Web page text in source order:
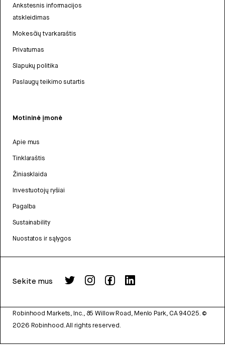
Ankstesnis informacijos
atskleidimas
Mokesčių tvarkaraštis
Privatumas
Slapukų politika
Paslaugų teikimo sutartis
Motininė įmonė
Apie mus
Tinklaraštis
Žiniasklaida
Investuotojų ryšiai
Pagalba
Sustainability
Nuostatos ir sąlygos
Sekite mus
Robinhood Markets, Inc., 85 Willow Road, Menlo Park, CA 94025. ©
2026 Robinhood. All rights reserved.